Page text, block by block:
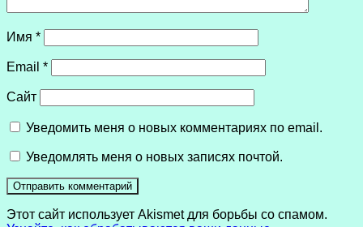
Имя *
Email *
Сайт
Уведомить меня о новых комментариях по email.
Уведомлять меня о новых записях почтой.
Этот сайт использует Akismet для борьбы со спамом.